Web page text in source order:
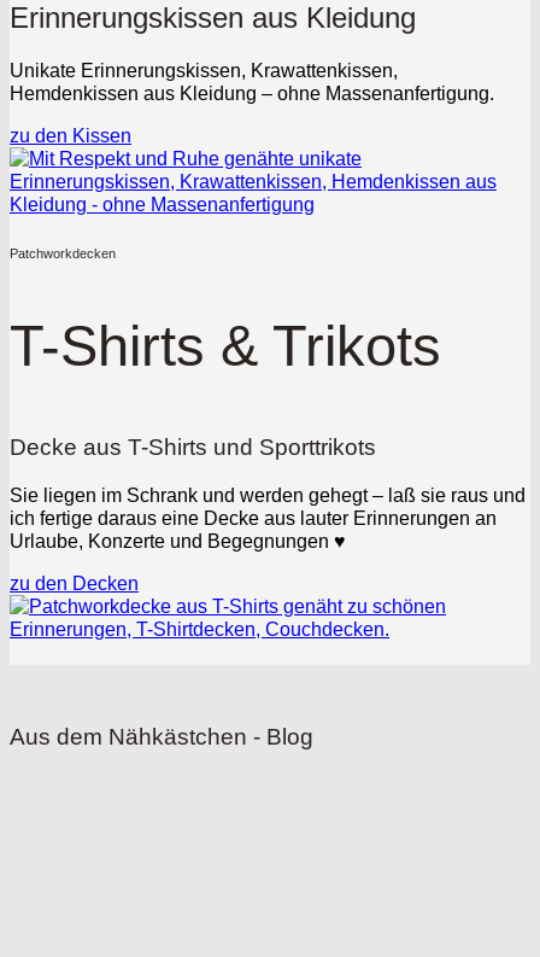
Erinnerungskissen aus Kleidung
Unikate Erinnerungskissen, Krawattenkissen,
Hemdenkissen aus Kleidung – ohne Massenanfertigung.
zu den Kissen
Patchworkdecken
T-Shirts & Trikots
Decke aus T-Shirts und Sporttrikots
Sie liegen im Schrank und werden gehegt – laß sie raus und
ich fertige daraus eine Decke aus lauter Erinnerungen an
Urlaube, Konzerte und Begegnungen ♥
zu den Decken
Aus dem Nähkästchen - Blog